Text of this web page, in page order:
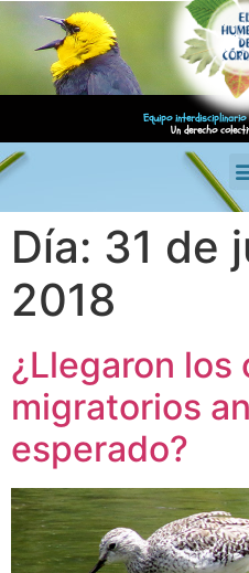
Equipo interdisciplinario
Un derecho
Día: 31 de
2018
¿Llegaron los
migratorios
esperado?